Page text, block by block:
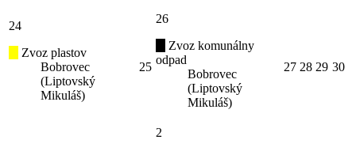
24
Zvoz plastov
Bobrovec
(Liptovský
Mikuláš)
25
26
Zvoz komunálny
odpad
Bobrovec
(Liptovský
Mikuláš)
27 28 29 30
2